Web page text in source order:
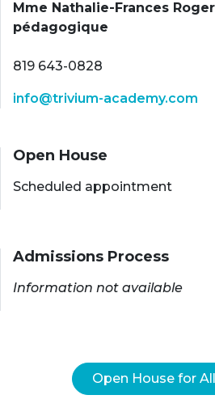
Mme Nathalie-Frances
pédagogique
819 643-0828
info@trivium-academy.com
Open House
Scheduled appointment
Admissions Process
Information not available
Open House for